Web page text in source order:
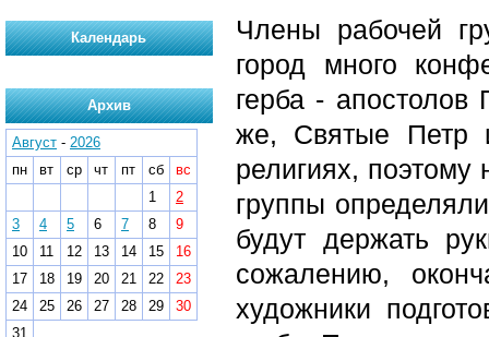
Члены рабочей
город много
герба -
же, Святые Петр
религиях,
группы
будут держать
сожалению,
художники
Календарь
Архив
Август - 2026
пн
вт ср чт пт сб
вс
1
2
3
4 5 6 7 8
9
10
11 12 13 14 15
16
17
18 19 20 21 22
23
24
25 26 27 28 29
30
31